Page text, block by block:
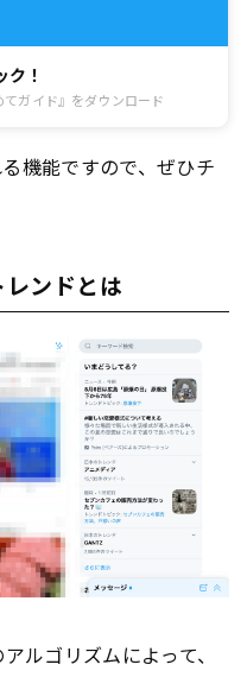
！
ガイド』をダウンロード
機能ですので、ぜひチ
ンドとは
ルゴリズムによって、